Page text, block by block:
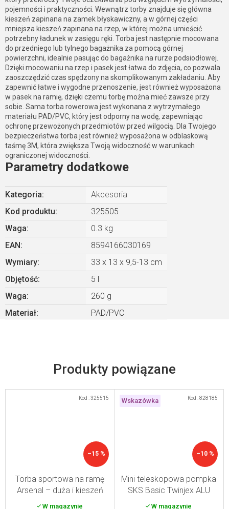
Produkty powiązane
–15 %
Torba sportowa na ramę
Arsenal – duża i kieszeń
aqua Art. 515
W magazynie
Kod :325515 Wskazówka
–10 %
Mini teleskopowa pompka
SKS Basic Twinjex ALU
W magazynie
Kod :828185
pojemności i praktyczności. Wewnątrz torby znajduje się główna
kieszeń zapinana na zamek błyskawiczny, a w górnej części
mniejsza kieszeń zapinana na rzep, w której można umieścić
potrzebny ładunek w zasięgu ręki. Torba jest następnie mocowana
do przedniego lub tylnego bagażnika za pomocą górnej
powierzchni, idealnie pasując do bagażnika na rurze podsiodłowej.
Dzięki mocowaniu na rzep i pasek jest łatwa do zdjęcia, co pozwala
zaoszczędzić czas spędzony na skomplikowanym zakładaniu. Aby
zapewnić łatwe i wygodne przenoszenie, jest również wyposażona
w pasek na ramię, dzięki czemu torbę można mieć zawsze przy
sobie. Sama torba rowerowa jest wykonana z wytrzymałego
materiału PAD/PVC, który jest odporny na wodę, zapewniając
ochronę przewożonych przedmiotów przed wilgocią. Dla Twojego
bezpieczeństwa torba jest również wyposażona w odblaskową
taśmę 3M, która zwiększa Twoją widoczność w warunkach
ograniczonej widoczności.
Parametry dodatkowe
Kategoria:
Akcesoria
Kod produktu:
325505
Waga:
0.3 kg
EAN:
8594166030169
Wymiary:
33 x 13 x 9,5-13 cm
Objętość:
5 l
Waga:
260 g
Materiał: PAD/PVC